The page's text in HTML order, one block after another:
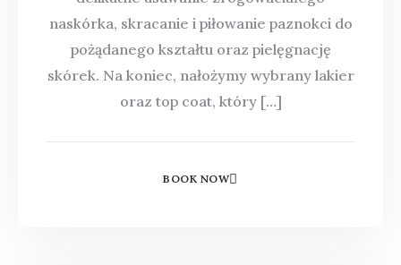
naskórka, skracanie i piłowanie paznokci do
pożądanego kształtu oraz pielęgnację
skórek. Na koniec, nałożymy wybrany lakier
oraz top coat, który […]
BOOK NOW